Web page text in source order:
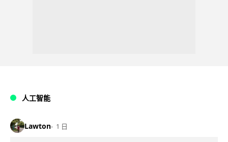
人工智能
Lawton 1 日